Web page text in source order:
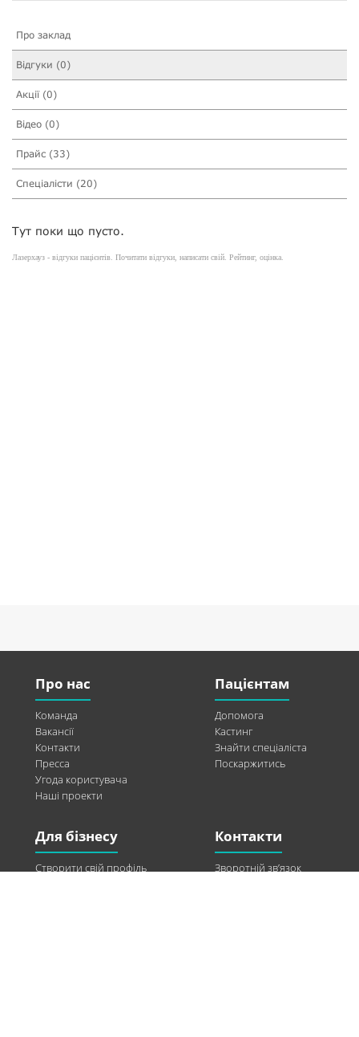
Про заклад
Відгуки (0)
Акції (0)
Відео (0)
Прайс (33)
Спеціалісти (20)
Тут поки що пусто.
Лазерхауз - відгуки пацієнтів. Почитати відгуки, написати свій. Рейтинг, оцінка.
Про нас
Команда
Вакансії
Контакти
Пресса
Угода користувача
Наші проекти
Пацієнтам
Допомога
Кастинг
Знайти спеціаліста
Поскаржитись
Для бізнесу
Створити свій профіль
Контакти
Зворотній зв’язок